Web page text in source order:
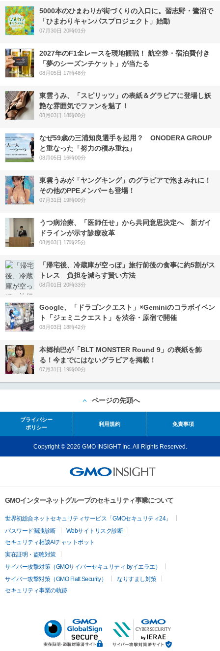
5000本のひまわりが街づくりの入口に。習志野・鷺沼で
「ひまわりキャンパスプロジェクト」始動
07月30日 20時01分
2027年のF1全レースを現地観戦！ 航空券・宿泊費付き
「夢のシーズンチケット」が当たる
08月05日 17時48分
東雲うみ、「スピリッツ」の表紙＆グラビアに登場し妖
艶な雰囲気でファンを魅了！
08月03日 18時00分
なぜ59歳の三浦知良選手を起用？ ONODERA GROUP
と重なった「努力の積み重ね」
08月05日 16時00分
東雲うみが「ヤングキング」のグラビアで泡まみれに！
その他のPPEメンバーも登場！
07月31日 19時00分
うつ病治療、「医師任せ」から共同意思決定へ 新ガイ
ドラインが示す診療改革
08月03日 17時25分
「帰宅後、冷蔵庫が空っぽ」旅行前後の食事に約5割がス
トレス 負担を減らす賢い方法
08月01日 20時33分
Google、「ドラゴンクエスト」×Geminiのコラボイベン
ト「ジェミニクエスト」を渋谷・原宿で開催
08月03日 18時42分
本郷柚巴が「BLT MONSTER Round 9」の表紙を飾
る！今までにはないグラビアを掲載！
07月31日 19時00分
ページの先頭へ
プライバシー
ポリシー
利用規約 免責事項
Copyright © 2026 GMO INSIGHT Inc. All Rights Reserved.
GMOインターネットグループのセキュリティ事業について
世界初総合ネットセキュリティサービス「GMOセキュリティ24」
パスワード漏洩診断
Webサイトリスク診断
セキュリティ相談AIチャットボット
実在証明・盗聴対策
サイバー攻撃対策（GMOサイバーセキュリティ byイエラエ）
サイバー攻撃対策（GMO Flatt Security）
なりすまし対策
セキュリティ事業の軌跡